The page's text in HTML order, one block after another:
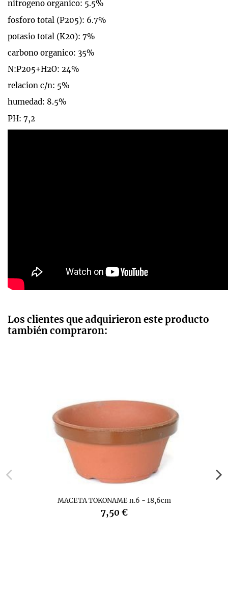
nitrogeno organico: 5.5%
fosforo total (P205): 6.7%
potasio total (K20): 7%
carbono organico: 35%
N:P205+H2O: 24%
relacion c/n: 5%
humedad: 8.5%
PH: 7,2
Los clientes que adquirieron este producto
también compraron:
MACETA TOKONAME n.6 - 18,6cm
7,50 €